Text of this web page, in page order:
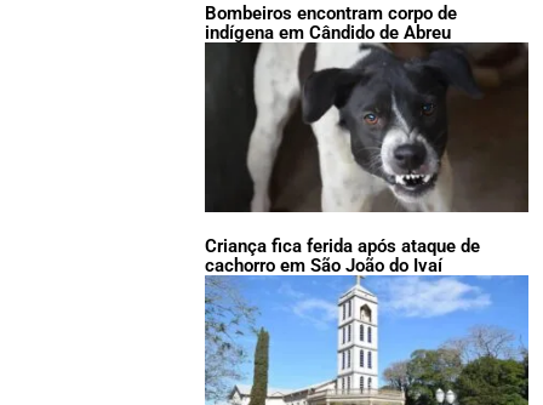
Bombeiros encontram corpo de
indígena em Cândido de Abreu
Criança fica ferida após ataque de
cachorro em São João do Ivaí